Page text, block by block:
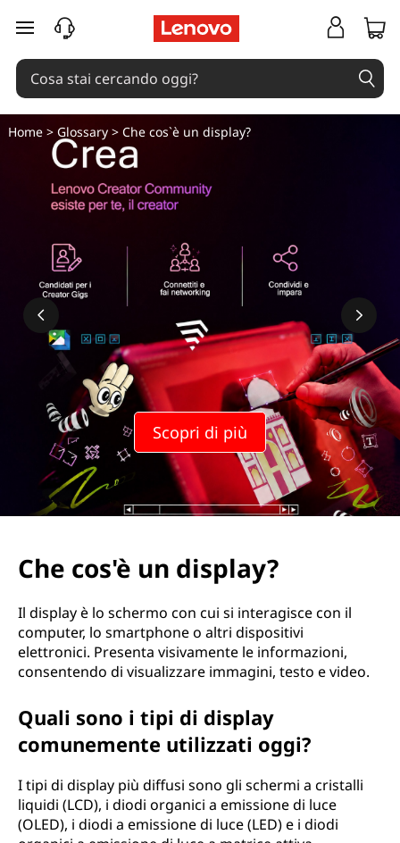
passa a contenuto principale
Scopri di più
Home> Glossary> Che cos`è un display?
Che cos'è un display?
Il display è lo schermo con cui si interagisce con il
computer, lo smartphone o altri dispositivi
elettronici. Presenta visivamente le informazioni,
consentendo di visualizzare immagini, testo e video.
Quali sono i tipi di display
comunemente utilizzati oggi?
I tipi di display più diffusi sono gli schermi a cristalli
liquidi (LCD), i diodi organici a emissione di luce
(OLED), i diodi a emissione di luce (LED) e i diodi